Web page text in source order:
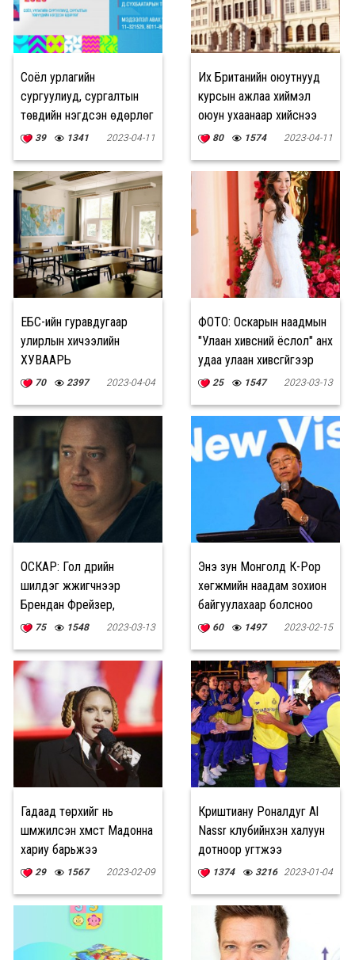
Соёл урлагийн
сургуулиуд, сургалтын
төвүүдийн нэгдсэн өдөрлөг
болно
39 1341 2023-04-11
Их Британийн оюутнууд
курсын ажлаа хиймэл
оюун ухаанаар хийснээ
хүлээн зөвшөөрчээ
80 1574 2023-04-11
ЕБС-ийн гуравдугаар
улирлын хичээлийн
ХУВААРЬ
70 2397 2023-04-04
ФОТО: Оскарын наадмын
"Улаан хивсний ёслол" анх
удаа улаан хивсгүйгээр
боллоо
25 1547 2023-03-13
ОСКАР: Гол дүрийн
шилдэг жүжигчнээр
Брендан Фрейзер,
Мишель Ёо нар
75 1548 2023-03-13
Энэ зун Монголд К-Pop
хөгжмийн наадам зохион
байгуулахаар болсноо
зарлалаа
60 1497 2023-02-15
Гадаад төрхийг нь
шүүмжилсэн хүмүүст Мадонна
хариу барьжээ
29 1567 2023-02-09
Криштиану Роналдуг Al
Nassr клубийнхэн халуун
дотноор угтжээ
1374 3216 2023-01-04